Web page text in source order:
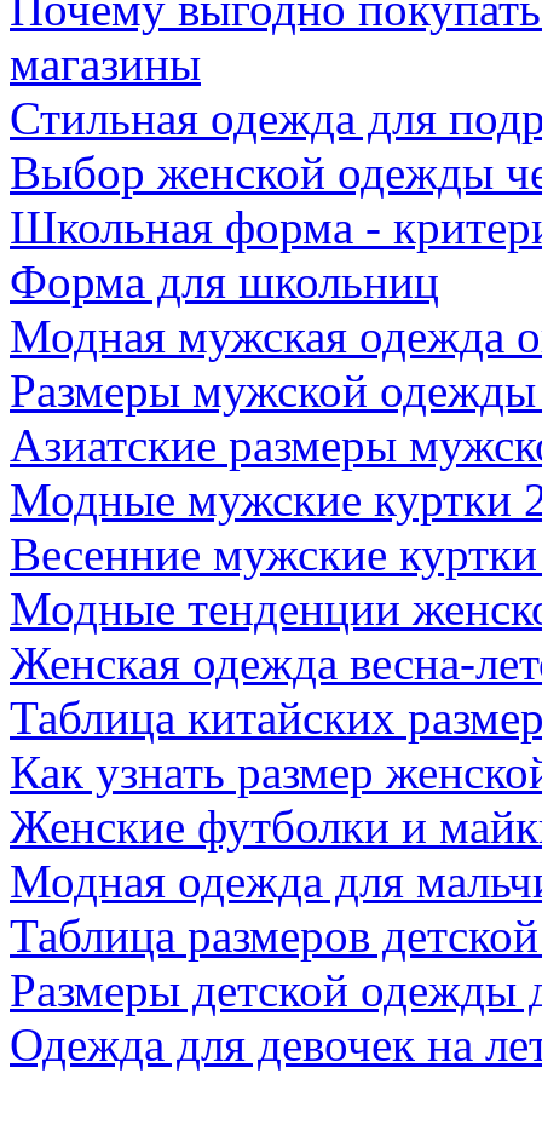
магазины
Стильная одежда для
Выбор женской одежды
Школьная форма -
Форма для школьниц
Модная мужская одежда
Размеры мужской одежды
Азиатские размеры
Модные мужские куртки
Весенние мужские
Модные тенденции
Женская одежда весна-
Таблица китайских
Как узнать размер
Женские футболки и
Модная одежда для
Таблица размеров
Размеры детской одежды
Одежда для девочек на